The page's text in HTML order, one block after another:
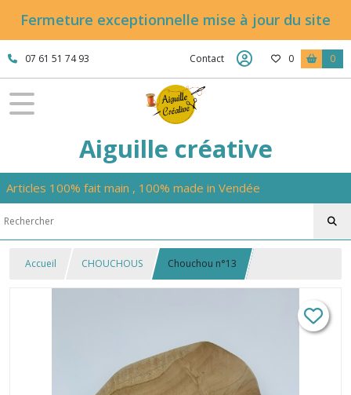
Fermeture exceptionnelle mise à jour du site
07 61 51 74 93 Contact 0 0
Aiguille créative
Articles 100% fait main , 100% made in Vendée
Accueil CHOUCHOUS Chouchou n°13